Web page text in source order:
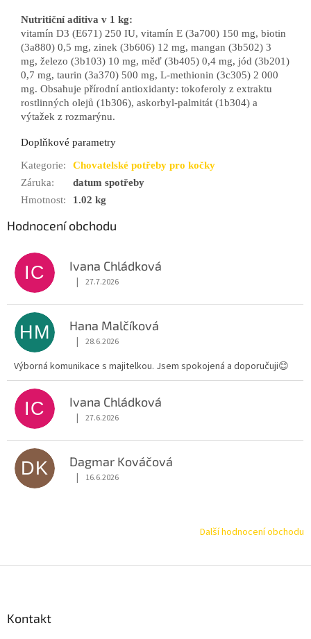
Nutritiční aditiva v 1 kg:
vitamín D3 (E671) 250 IU, vitamín E (3a700) 150 mg, biotin
(3a880) 0,5 mg, zinek (3b606) 12 mg, mangan (3b502) 3
mg, železo (3b103) 10 mg, měď (3b405) 0,4 mg, jód (3b201)
0,7 mg, taurin (3a370) 500 mg, L-methionin (3c305) 2 000
mg. Obsahuje přírodní antioxidanty: tokoferoly z extraktu
rostlinných olejů (1b306), askorbyl-palmitát (1b304) a
výtažek z rozmarýnu.
Doplňkové parametry
Kategorie:
Chovatelské potřeby pro kočky
Záruka:
datum spotřeby
Hmotnost: 1.02 kg
Hodnocení obchodu
IC Ivana Chládková
Hodnocení obchodu je 5 z 5 hvězdiček.
| 27.7.2026
HM Hana Malčíková
Hodnocení obchodu je 5 z 5 hvězdiček.
| 28.6.2026
Výborná komunikace s majitelkou. Jsem spokojená a doporučuji😊
IC Ivana Chládková
Hodnocení obchodu je 5 z 5 hvězdiček.
| 27.6.2026
DK Dagmar Kováčová
Hodnocení obchodu je 5 z 5 hvězdiček.
| 16.6.2026
Další hodnocení obchodu
Kontakt